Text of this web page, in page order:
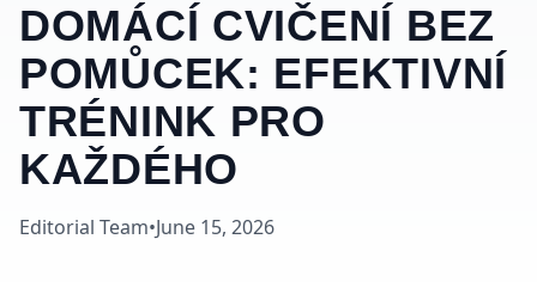
DOMÁCÍ CVIČENÍ BEZ
POMŮCEK: EFEKTIVNÍ
TRÉNINK PRO
KAŽDÉHO
Editorial Team•June 15, 2026